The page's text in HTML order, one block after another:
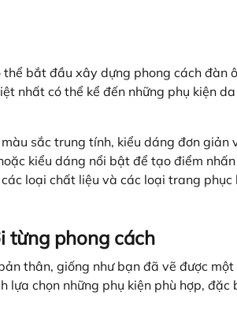
bắt đầu xây dựng phong cách đàn
nhất có thể kể đến những phụ kiện
sắc trung tính, kiểu dáng đơn giản
kiểu dáng nổi bật để tạo điểm
loại chất liệu và các loại trang
từng phong cách
thân, giống như bạn đã vẽ được
lựa chọn những phụ kiện phù hợp,